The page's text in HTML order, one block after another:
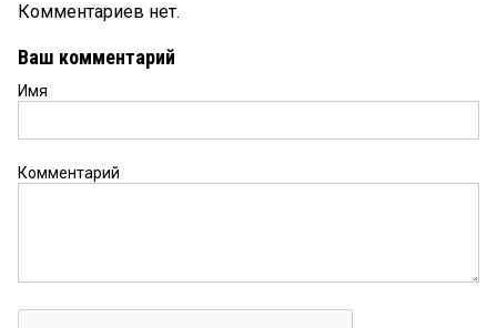
Комментариев нет.
Ваш комментарий
Имя
Комментарий